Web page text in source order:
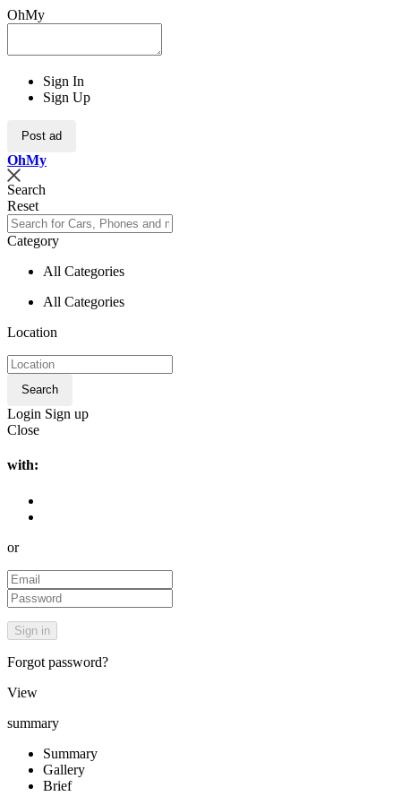
OhMy
Sign In
Sign Up
Post ad
OhMy
Search
Reset
Category
All Categories
All Categories
Location
Search
Login Sign up
Close
with:
or
Forgot password?
View
summary
Summary
Gallery
Brief